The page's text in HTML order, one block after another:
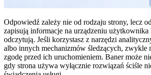
Odpowiedź zależy nie od rodzaju strony, lecz
zapisują informacje na urządzeniu użytkownika
odczytują. Jeśli korzystasz z narzędzi
albo innych mechanizmów śledzących, zwykle
zgodę przed ich uruchomieniem. Baner może
gdy strona używa wyłącznie rozwiązań ściśle